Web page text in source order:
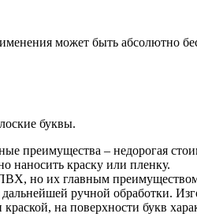
может быть абсолютно
буквы.
преимущества – недорогая
наносить краску или пленку.
но их главным
ручной обработки.
на поверхности букв